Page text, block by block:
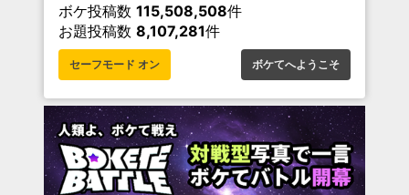
ボケ投稿数 115,508,508件
お題投稿数 8,107,281件
セーフモード オン ボケてへようこそ